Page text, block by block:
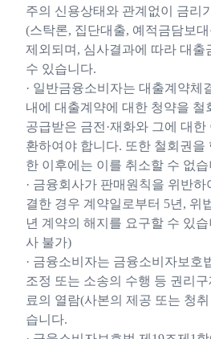
주의 신용상태와 관계없이 금리
(스탁론, 집단대출, 예적금담보
제외되며, 심사결과에 따라 대출
수 있습니다.
· 일반금융소비자는 대출계약체
내에 대출계약에 대한 청약을 철
공급받은 금전·재화와 그에 대
환하여야 합니다. 또한 철회권을
한 이후에는 이를 취소할 수 없습
· 금융회사가 판매원칙을 위반하
결한 경우 계약일로부터 5년, 위
년 계약의 해지를 요구할 수 있
사 불가)
· 금융소비자는 금융소비자보호
조정 또는 소송의 수행 등 권리
료의 열람(사본의 제공 또는 청
습니다.